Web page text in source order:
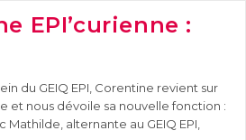
EPI’curienne :
du GEIQ EPI, Corentine revient sur
et nous dévoile sa nouvelle fonction :
alternante au GEIQ EPI,